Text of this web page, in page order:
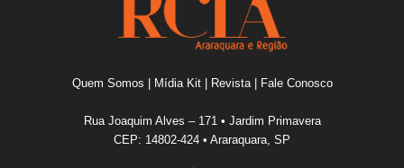
Quem Somos Mídia Kit| Revista| Fale Conosco
Rua Joaquim Alves – 171 • Jardim Primavera
CEP: 14802-424 • Araraquara, SP